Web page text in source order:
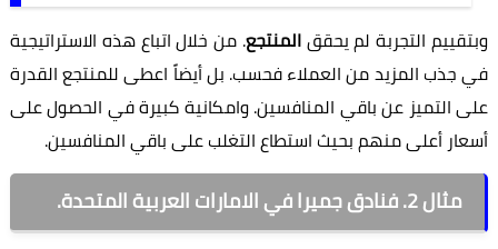
وبتقييم التجربة لم يحققالمنتجع. من خلال اتباع هذه الاستراتيجية
في جذب المزيد من العملاء فحسب. بل أيضاً اعطى للمنتجع القدرة
على التميز عن باقي المنافسين. وامكانية كبيرة في الحصول على
أسعار أعلى منهم بحيث استطاع التغلب على باقي المنافسين.
مثال 2. فنادق جميرا في الامارات العربية المتحدة.